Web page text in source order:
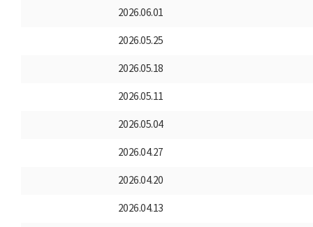
2026.06.01
2026.05.25
2026.05.18
2026.05.11
2026.05.04
2026.04.27
2026.04.20
2026.04.13